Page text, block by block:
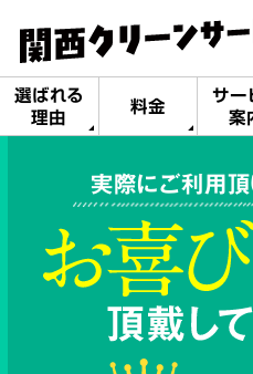
選ばれる
理由
料金
サー
案
実際にご利用